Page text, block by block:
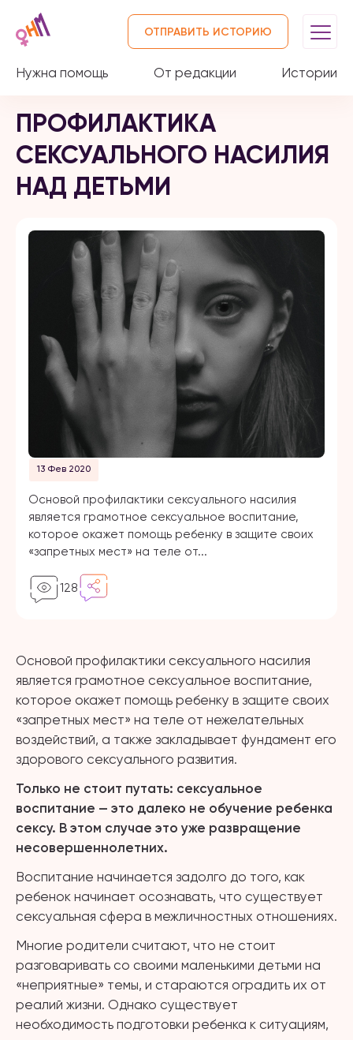
Нужна помощь От редакции Истории
ОТПРАВИТЬ ИСТОРИЮ
ПРОФИЛАКТИКА
СЕКСУАЛЬНОГО НАСИЛИЯ
НАД ДЕТЬМИ
13 Фев 2020
Основой профилактики сексуального насилия
является грамотное сексуальное воспитание,
которое окажет помощь ребенку в защите своих
«запретных мест» на теле от...
128
Основой профилактики сексуального насилия
является грамотное сексуальное воспитание,
которое окажет помощь ребенку в защите своих
«запретных мест» на теле от нежелательных
воздействий, а также закладывает фундамент его
здорового сексуального развития.
Только не стоит путать: сексуальное
воспитание — это далеко не обучение ребенка
сексу. В этом случае это уже развращение
несовершеннолетних.
Воспитание начинается задолго до того, как
ребенок начинает осознавать, что существует
сексуальная сфера в межличностных отношениях.
Многие родители считают, что не стоит
разговаривать со своими маленькими детьми на
«неприятные» темы, и стараются оградить их от
реалий жизни. Однако существует
необходимость подготовки ребенка к ситуациям,